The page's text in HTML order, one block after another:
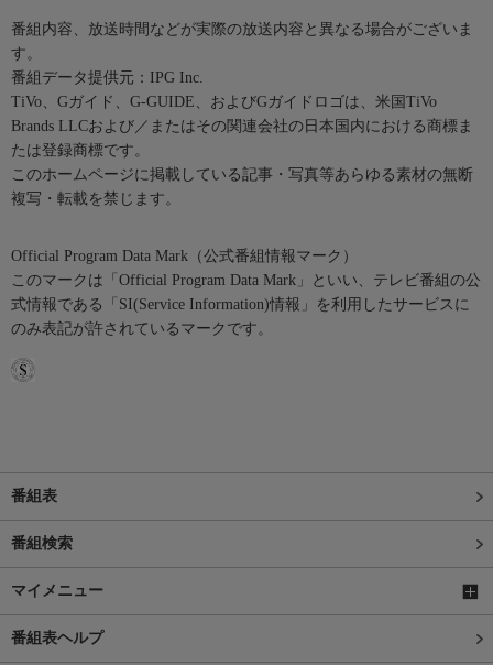
番組内容、放送時間などが実際の放送内容と異なる場合がございま
す。
番組データ提供元：IPG Inc.
TiVo、Gガイド、G-GUIDE、およびGガイドロゴは、米国TiVo
Brands LLCおよび／またはその関連会社の日本国内における商標ま
たは登録商標です。
このホームページに掲載している記事・写真等あらゆる素材の無断
複写・転載を禁じます。
Official Program Data Mark（公式番組情報マーク）
このマークは「Official Program Data Mark」といい、テレビ番組の公
式情報である「SI(Service Information)情報」を利用したサービスに
のみ表記が許されているマークです。
番組表
番組検索
マイメニュー
番組表ヘルプ